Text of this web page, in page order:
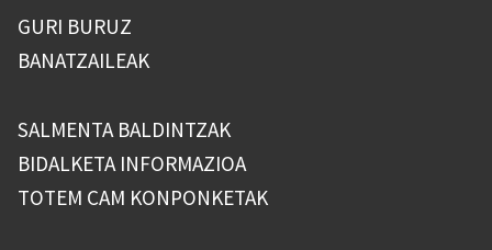
GURI BURUZ
BANATZAILEAK
SALMENTA BALDINTZAK
BIDALKETA INFORMAZIOA
TOTEM CAM KONPONKETAK